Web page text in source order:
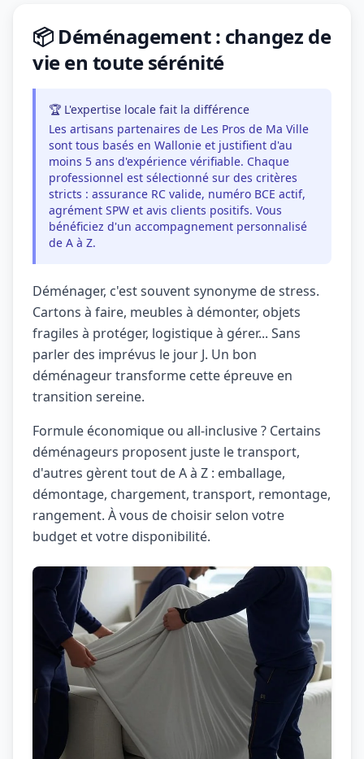
📦 Déménagement : changez de
vie en toute sérénité
🏆 L'expertise locale fait la différence
Les artisans partenaires de Les Pros de Ma Ville
sont tous basés en Wallonie et justifient d'au
moins 5 ans d'expérience vérifiable. Chaque
professionnel est sélectionné sur des critères
stricts : assurance RC valide, numéro BCE actif,
agrément SPW et avis clients positifs. Vous
bénéficiez d'un accompagnement personnalisé
de A à Z.
Déménager, c'est souvent synonyme de stress.
Cartons à faire, meubles à démonter, objets
fragiles à protéger, logistique à gérer... Sans
parler des imprévus le jour J. Un bon
déménageur transforme cette épreuve en
transition sereine.
Formule économique ou all-inclusive ? Certains
déménageurs proposent juste le transport,
d'autres gèrent tout de A à Z : emballage,
démontage, chargement, transport, remontage,
rangement. À vous de choisir selon votre
budget et votre disponibilité.